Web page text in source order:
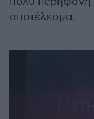
αποτέλεσμα.